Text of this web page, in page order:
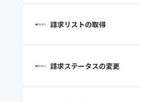
請求リストの取得
請求ステータスの変更